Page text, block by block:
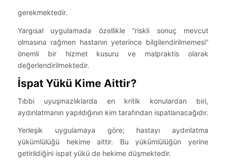
gerekmektedir.
Yargısal uygulamada özellikle “riskli sonuç mevcut
olmasına rağmen hastanın yeterince bilgilendirilmemesi”
önemli bir hizmet kusuru ve malpraktis olarak
değerlendirilmektedir.
İspat Yükü Kime Aittir?
Tıbbi uyuşmazlıklarda en kritik konulardan biri,
aydınlatmanın yapıldığının kim tarafından ispatlanacağıdır.
Yerleşik uygulamaya göre; hastayı aydınlatma
yükümlülüğü hekime aittir. Bu yükümlülüğün yerine
getirildiğini ispat yükü de hekime düşmektedir.